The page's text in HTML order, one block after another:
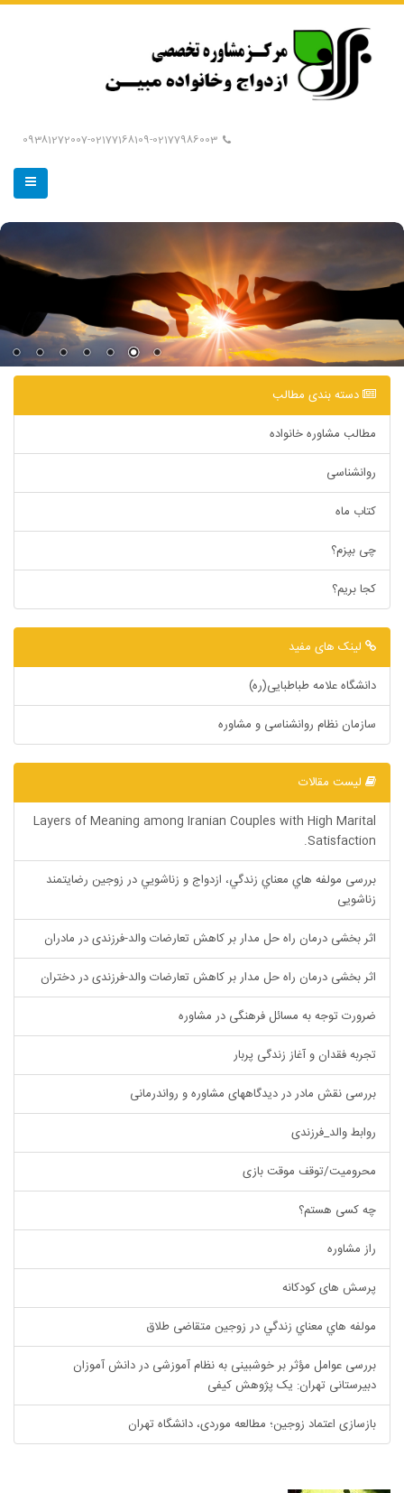
دسته بندی مطالب
مطالب مشاوره خانواده
روانشناسی
کتاب ماه
چی بپزم؟
کجا بریم؟
لینک های مفید
دانشگاه علامه طباطبایی(ره)
سازمان نظام روانشناسی و مشاوره
لیست مقالات
Layers of Meaning among Iranian Couples with High Marital
Satisfaction.
بررسی مولفه هاي معناي زندگي، ازدواج و زناشويي در زوجين رضایتمند
زناشویی
اثر بخشی درمان راه حل مدار بر کاهش تعارضات والد-فرزندی در مادران
اثر بخشی درمان راه حل مدار بر کاهش تعارضات والد-فرزندی در دختران
ضرورت توجه به مسائل فرهنگی در مشاوره
تجربه فقدان و آغاز زندگی پربار
بررسی نقش مادر در دیدگاههای مشاوره و رواندرمانی
روابط والد_فرزندی
محرومیت/توقف موقت بازی
چه کسی هستم؟
راز مشاوره
پرسش های کودکانه
مولفه هاي معناي زندگي در زوجين متقاضی طلاق
بررسی عوامل مؤثر بر خوشبینی به نظام آموزشی در دانش آموزان
دبیرستانی تهران: یک پژوهش کیفی
بازسازی اعتماد زوجین؛ مطالعه موردی، دانشگاه تهران